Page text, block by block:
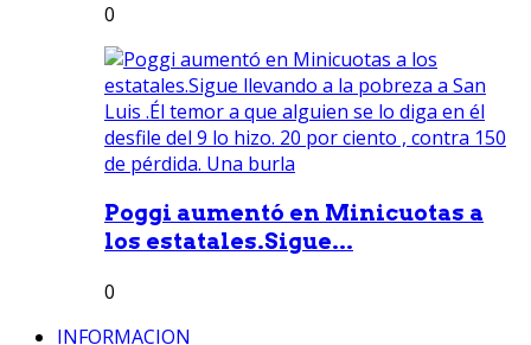
0
Poggi aumentó en Minicuotas a
los estatales.Sigue...
0
INFORMACION